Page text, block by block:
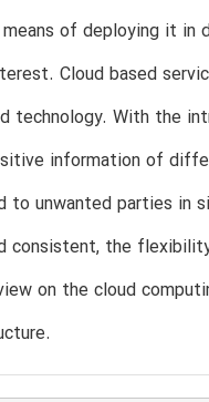
of deploying it in
Cloud based
technology. With the
information of
to unwanted parties in
consistent, the
on the cloud